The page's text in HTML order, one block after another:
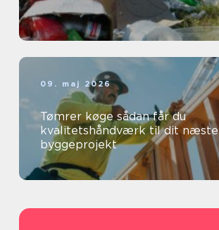
09. maj 2026
Tømrer køge sådan får du
kvalitetshåndværk til dit næste
byggeprojekt